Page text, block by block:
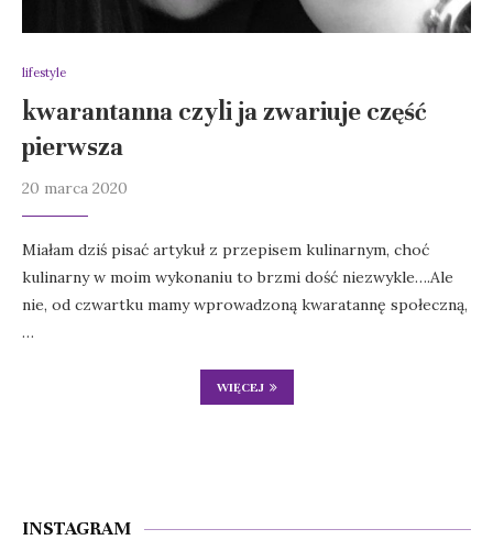
lifestyle
kwarantanna czyli ja zwariuje część
pierwsza
20 marca 2020
Miałam dziś pisać artykuł z przepisem kulinarnym, choć
kulinarny w moim wykonaniu to brzmi dość niezwykle….Ale
nie, od czwartku mamy wprowadzoną kwaratannę społeczną,
…
WIĘCEJ
INSTAGRAM